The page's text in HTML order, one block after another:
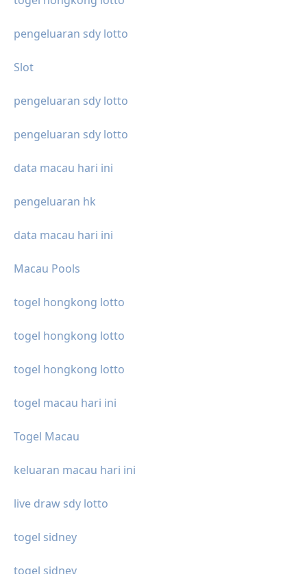
pengeluaran sdy lotto
Slot
pengeluaran sdy lotto
pengeluaran sdy lotto
data macau hari ini
pengeluaran hk
data macau hari ini
Macau Pools
togel hongkong lotto
togel hongkong lotto
togel hongkong lotto
togel macau hari ini
Togel Macau
keluaran macau hari ini
live draw sdy lotto
togel sidney
togel sidney